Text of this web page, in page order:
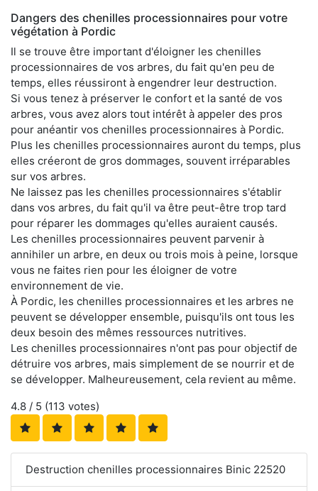
Dangers des chenilles processionnaires pour votre
végétation à Pordic
Il se trouve être important d'éloigner les chenilles
processionnaires de vos arbres, du fait qu'en peu de
temps, elles réussiront à engendrer leur destruction.
Si vous tenez à préserver le confort et la santé de vos
arbres, vous avez alors tout intérêt à appeler des pros
pour anéantir vos chenilles processionnaires à Pordic.
Plus les chenilles processionnaires auront du temps, plus
elles créeront de gros dommages, souvent irréparables
sur vos arbres.
Ne laissez pas les chenilles processionnaires s'établir
dans vos arbres, du fait qu'il va être peut-être trop tard
pour réparer les dommages qu'elles auraient causés.
Les chenilles processionnaires peuvent parvenir à
annihiler un arbre, en deux ou trois mois à peine, lorsque
vous ne faites rien pour les éloigner de votre
environnement de vie.
À Pordic, les chenilles processionnaires et les arbres ne
peuvent se développer ensemble, puisqu'ils ont tous les
deux besoin des mêmes ressources nutritives.
Les chenilles processionnaires n'ont pas pour objectif de
détruire vos arbres, mais simplement de se nourrir et de
se développer. Malheureusement, cela revient au même.
4.8 / 5 (113 votes)
Destruction chenilles processionnaires Binic 22520